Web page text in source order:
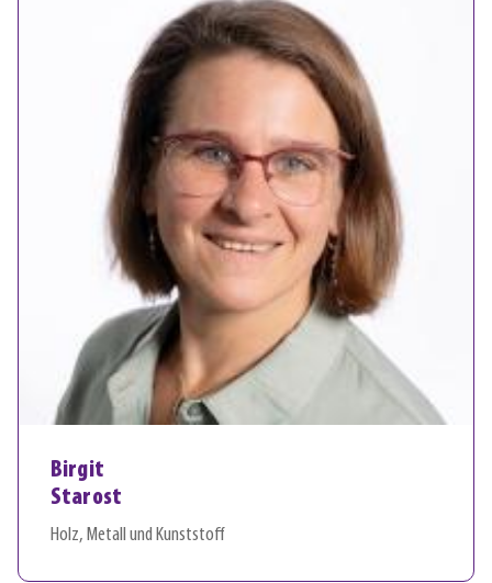
Birgit
Starost
Holz, Metall und Kunststoff